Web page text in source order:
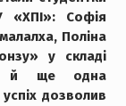
«ХПІ»: Софія
Поліна
у складі
й ще одна
дозволив